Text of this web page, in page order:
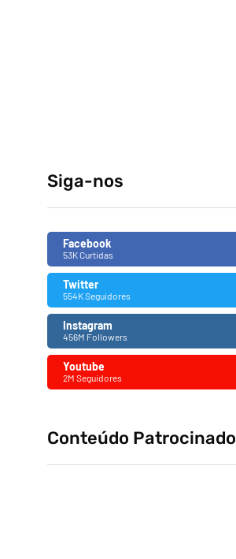
26/11/2019
Siga-nos
Facebook
53K Curtidas
Twitter
554K Seguidores
Instagram
456M Followers
Youtube
2M Seguidores
Conteúdo Patrocinado